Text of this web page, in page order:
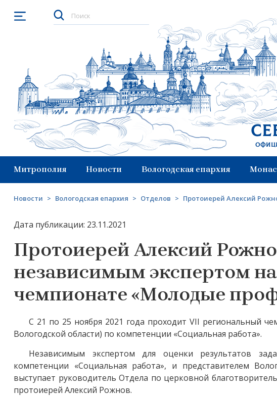
Открыть меню
Митрополия Новости Вологодская епархия
Новости > Вологодская епархия > Отделов > Протоиерей Алексий
Дата публикации: 23.11.2021
Протоиерей Алексий
независимым экспертом
чемпионате «Молодые
С 21 по 25 ноября 2021 года проходит VII региональный
Вологодской области) по компетенции «Социальная работа».
Независимым экспертом для оценки результатов
компетенции «Социальная работа», и представителем
выступает руководитель Отдела по церковной
протоиерей Алексий Рожнов.